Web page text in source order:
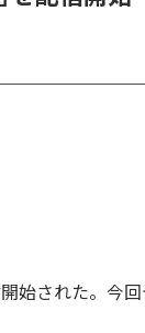
始された。今